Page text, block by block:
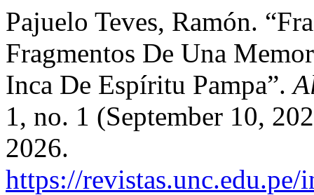
Pajuelo Teves, Ramón.
Fragmentos De Una
Inca De Espíritu Pampa”.
1, no. 1 (September 10,
2026.
https://